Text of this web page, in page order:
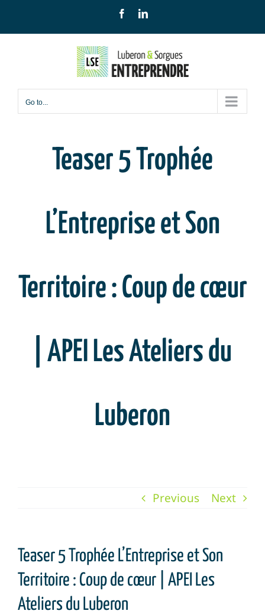
to
FacebookLinkedIn
Go to...
Teaser 5 Trophée
L’Entreprise et Son
Territoire : Coup de cœur
| APEI Les Ateliers du
Luberon
Previous Next
Teaser 5 Trophée L’Entreprise et Son
Territoire : Coup de cœur | APEI Les
Ateliers du Luberon